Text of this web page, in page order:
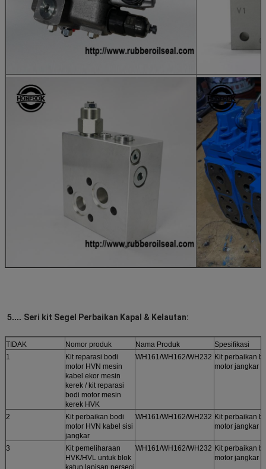
5.... Seri kit Segel Perbaikan Kapal & Kelautan:
TIDAK Nomor produk Nama Produk
Spesifikasi
1
Kit reparasi bodi
motor HVN mesin
kabel ekor mesin
kerek / kit reparasi
bodi motor mesin
kerek HVK
WH161/WH162/WH232 Kit perbaikan
motor jangkar
2
Kit perbaikan bodi
motor HVN kabel sisi
jangkar
WH161/WH162/WH232 Kit perbaikan
motor jangkar
3
Kit pemeliharaan
HVK/HVL untuk blok
katup lapisan persegi
WH161/WH162/WH232 Kit perbaikan
motor jangkar